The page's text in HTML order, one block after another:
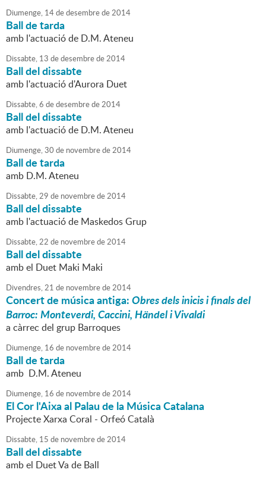
Diumenge, 14dedesembrede2014
Ball de tarda
amb l'actuació de D.M. Ateneu
Dissabte, 13 dedesembrede2014
Ball del dissabte
amb l'actuació d'Aurora Duet
Dissabte,6 dedesembrede2014
Ball del dissabte
amb l'actuació de D.M. Ateneu
Diumenge,30 de novembrede2014
Ball de tarda
amb D.M. Ateneu
Dissabte,29 de novembrede2014
Ball del dissabte
amb l'actuació de Maskedos Grup
Dissabte,22 de novembrede2014
Ball del dissabte
amb el Duet Maki Maki
Divendres,21 de novembrede2014
Concert de música antiga:Obres dels inicis i finals del
Barroc: Monteverdi, Caccini, Händel i Vivaldi
a càrrec del grup Barroques
Diumenge, 16 de novembrede2014
Ball de tarda
amb D.M. Ateneu
Diumenge, 16 de novembrede2014
El Cor l'Aixa al Palau de la Música Catalana
Projecte Xarxa Coral - Orfeó Català
Dissabte, 15 de novembrede2014
Ball del dissabte
amb el Duet Va de Ball